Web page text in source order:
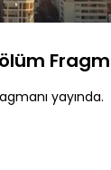
yayında.